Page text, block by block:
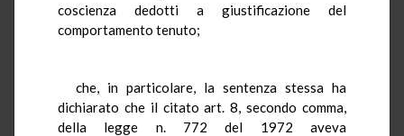
coscienza dedotti a giustificazione del
comportamento tenuto;
che, in particolare, la sentenza stessa ha
dichiarato che il citato art. 8, secondo comma,
della legge n. 772 del 1972 aveva